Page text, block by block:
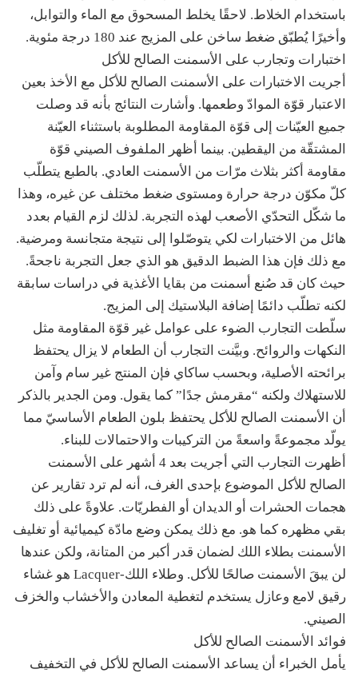
باستخدام الخلاط. لاحقًا يخلط المسحوق مع الماء والتوابل،
وأخيرًا يُطبّق ضغط ساخن على المزيج عند 180 درجة مئوية.
اختبارات وتجارب على الأسمنت الصالح للأكل
أجريت الاختبارات على الأسمنت الصالح للأكل مع الأخذ بعين
الاعتبار قوّة الموادّ وطعمها. وأشارت النتائج بأنه قد وصلت
جميع العيّنات إلى قوّة المقاومة المطلوبة باستثناء العيّنة
المشتقّة من اليقطين. بينما أظهر الملفوف الصيني قوّة
مقاومة أكثر بثلاث مرّات من الأسمنت العادي. بالطبع يتطلّب
كلّ مكوّن درجة حرارة ومستوى ضغط مختلف عن غيره، وهذا
ما شكّل التحدّي الأصعب لهذه التجربة. لذلك لزم القيام بعدد
هائل من الاختبارات لكي يتوصّلوا إلى نتيجة متجانسة ومرضية.
مع ذلك فإن هذا الضبط الدقيق هو الذي جعل التجربة ناجحةً.
حيث كان قد صُنع أسمنت من بقايا الأغذية في دراسات سابقة
لكنه تطلّب دائمًا إضافة البلاستيك إلى المزيج.
سلّطت التجارب الضوء على عوامل غير قوّة المقاومة مثل
النكهات والروائح. وبيَّنت التجارب أن الطعام لا يزال يحتفظ
برائحته الأصلية، وبحسب ساكاي فإن المنتج غير سام وآمن
للاستهلاك ولكنه “مقرمش جدًا” كما يقول. ومن الجدير بالذكر
أن الأسمنت الصالح للأكل يحتفظ بلون الطعام الأساسيّ مما
يولّد مجموعةً واسعةً من التركيبات والاحتمالات للبناء.
أظهرت التجارب التي أجريت بعد 4 أشهر على الأسمنت
الصالح للأكل الموضوع بإحدى الغرف، أنه لم ترد تقارير عن
هجمات الحشرات أو الديدان أو الفطريّات. علاوةً على ذلك
بقي مظهره كما هو. مع ذلك يمكن وضع مادّة كيميائية أو تغليف
الأسمنت بطلاء اللك لضمان قدر أكبر من المتانة، ولكن عندها
لن يبقَ الأسمنت صالحًا للأكل. وطلاء اللك-Lacquer هو غشاء
رقيق لامع وعازل يستخدم لتغطية المعادن والأخشاب والخزف
الصيني.
فوائد الأسمنت الصالح للأكل
يأمل الخبراء أن يساعد الأسمنت الصالح للأكل في التخفيف